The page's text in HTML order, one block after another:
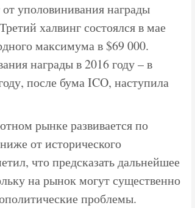
уполовинивания награды
халвинг состоялся в мае
максимума в $69 000.
награды в 2016 году – в
после бума ICO, наступила
рынке развивается по
от исторического
что предсказать дальнейшее
на рынок могут существенно
проблемы.